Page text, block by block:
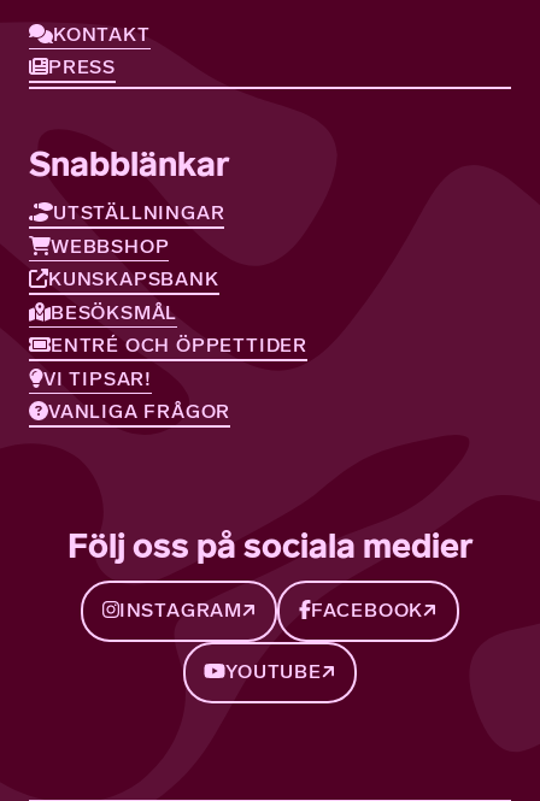
KONTAKT
PRESS
Snabblänkar
UTSTÄLLNINGAR
WEBBSHOP
KUNSKAPSBANK
BESÖKSMÅL
ENTRÉ OCH ÖPPETTIDER
VI TIPSAR!
VANLIGA FRÅGOR
Följ oss på sociala medier
INSTAGRAM FACEBOOK
YOUTUBE